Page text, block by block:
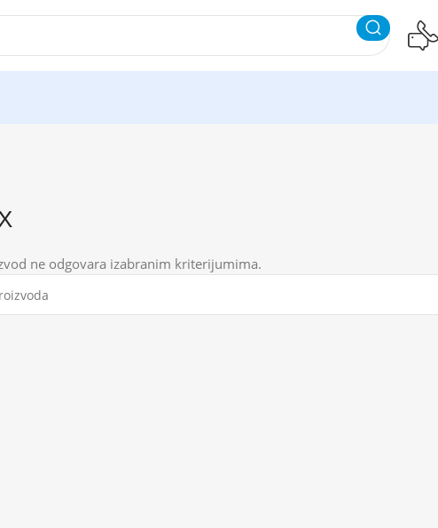
ne odgovara izabranim kriterijumima.